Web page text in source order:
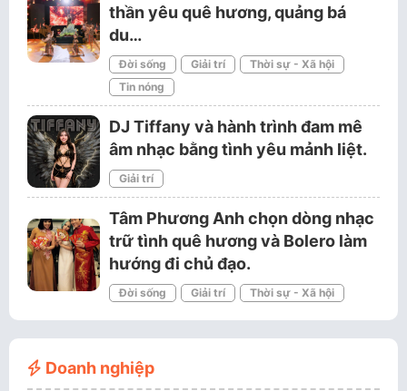
thần yêu quê hương, quảng bá
du…
Đời sống Giải trí
Thời sự - Xã hội
Tin nóng
DJ Tiffany và hành trình đam mê
âm nhạc bằng tình yêu mảnh liệt.
Giải trí
Tâm Phương Anh chọn dòng nhạc
trữ tình quê hương và Bolero làm
hướng đi chủ đạo.
Đời sống Giải trí Thời sự - Xã hội
Doanh nghiệp